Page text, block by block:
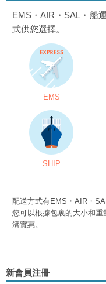
EMS・AIR・SAL・船
式供您選擇。
EMS
SHIP
配送方式有EMS・AIR・
您可以根據包裹的大小和
濟實惠。
新會員注冊